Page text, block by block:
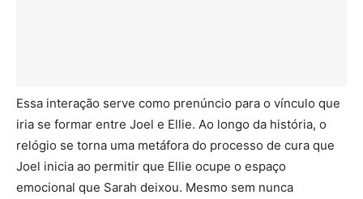
Essa interação serve como prenúncio para o vínculo que
iria se formar entre Joel e Ellie. Ao longo da história, o
relógio se torna uma metáfora do processo de cura que
Joel inicia ao permitir que Ellie ocupe o espaço
emocional que Sarah deixou. Mesmo sem nunca